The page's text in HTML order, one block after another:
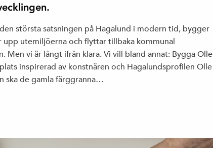
största satsningen på Hagalund i modern tid, bygger
utemiljöerna och flyttar tillbaka kommunal
Men vi är långt ifrån klara. Vi vill bland annat: Bygga Olle
inspirerad av konstnären och Hagalundsprofilen Olle
ska de gamla färggranna…